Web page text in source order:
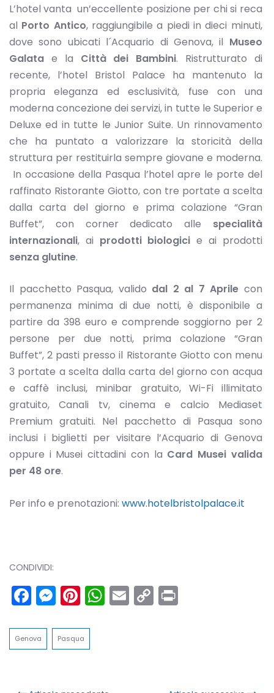
L’hotel vanta un’eccellente posizione per chi si reca
al Porto Antico, raggiungibile a piedi in dieci minuti,
dove sono ubicati l´Acquario di Genova, il Museo
Galata e la Città dei Bambini. Ristrutturato di
recente, l’hotel Bristol Palace ha mantenuto la
propria eleganza ed esclusività, fuse con una
moderna concezione dei servizi, in tutte le Superior e
Deluxe ed in tutte le Junior Suite. Un rinnovamento
che ha puntato a valorizzare la storicità della
struttura per restituirla sempre giovane e moderna.
In occasione della Pasqua l’hotel apre le porte del
raffinato Ristorante Giotto, con tre portate a scelta
dalla carta del giorno e prima colazione “Gran
Buffet”, con corner dedicato alle specialità
internazionali, ai prodotti biologici e ai prodotti
senza glutine.
Il pacchetto Pasqua, valido dal 2 al 7 Aprile con
permanenza minima di due notti, è disponibile a
partire da 398 euro e comprende soggiorno per 2
persone per due notti, prima colazione “Gran
Buffet”, 2 pasti presso il Ristorante Giotto con menu
3 portate a scelta dalla carta del giorno con acqua
e caffè inclusi, minibar gratuito, Wi-Fi illimitato
gratuito, Canali tv, cinema e calcio Mediaset
Premium gratuiti. Nel pacchetto di Pasqua sono
inclusi i biglietti per visitare l’Acquario di Genova
oppure i Musei cittadini con la Card Musei valida
per 48 ore.
Per info e prenotazioni: www.hotelbristolpalace.it
CONDIVIDI:
Facebook
Messenger
Pinterest
WhatsApp
Email
Copy
Genova Pasqua